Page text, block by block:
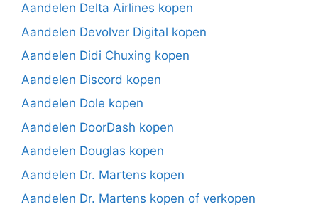
Aandelen Delta Airlines kopen
Aandelen Devolver Digital kopen
Aandelen Didi Chuxing kopen
Aandelen Discord kopen
Aandelen Dole kopen
Aandelen DoorDash kopen
Aandelen Douglas kopen
Aandelen Dr. Martens kopen
Aandelen Dr. Martens kopen of verkopen